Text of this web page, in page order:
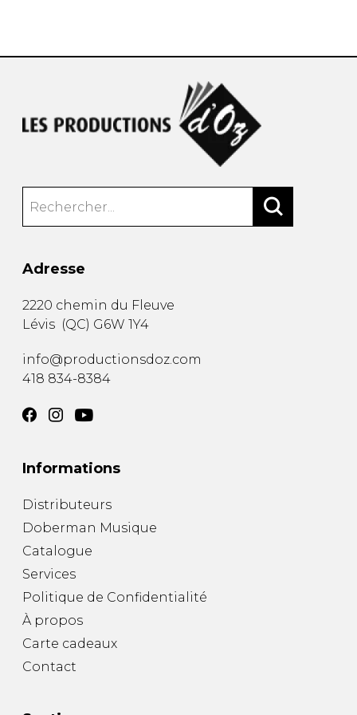
Adresse
2220 chemin du Fleuve
Lévis (QC) G6W 1Y4
info@productionsdoz.com
418 834-8384
Informations
Distributeurs
Doberman Musique
Catalogue
Services
Politique de Confidentialité
À propos
Carte cadeaux
Contact